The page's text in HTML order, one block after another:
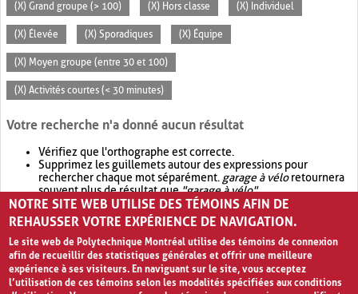
(X) Grand groupe (> 100) (X) Hors classe (X) Individuel
(X) Élevée (X) Sporadiques (X) Équipe
(X) Moyen groupe (entre 30 et 100)
(X) Activités courtes (< 30 minutes)
Votre recherche n'a donné aucun résultat
Vérifiez que l'orthographe est correcte.
Supprimez les guillemets autour des expressions pour
rechercher chaque mot séparément. garage à véloretournera
souvent plus de résultat que"garage à vélo".
Envisagez d'élargir votre recherche avec OR.garage OR vélo
retournera souvent plus de résultat quegarage à vélo
NOTRE SITE WEB UTILISE DES TÉMOINS AFIN DE
REHAUSSER VOTRE EXPÉRIENCE DE NAVIGATION.
Le site web de Polytechnique Montréal utilise des témoins de connexion
afin de recueillir des statistiques générales et offrir une meilleure
expérience à ses visiteurs. En naviguant sur le site, vous acceptez
l’utilisation de ces témoins selon les modalités spécifiées aux conditions